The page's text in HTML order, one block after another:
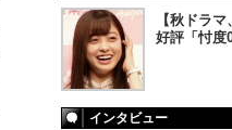
【秋ドラ
好評「忖度
インタビュー